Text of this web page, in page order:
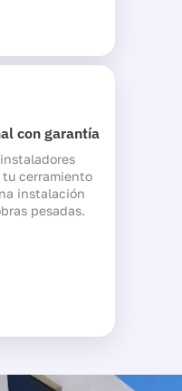
con garantía
cerramiento
instalación
pesadas.